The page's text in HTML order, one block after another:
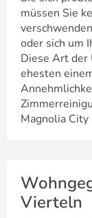
müssen Sie
oder sich um
Diese Art der
ehesten
Magnolia
Vierteln